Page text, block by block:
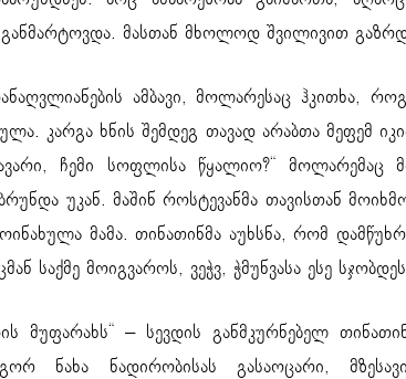
განმარტოვდა. მასთან მხოლოდ შვილივით
ამბავი, მოლარესაც ჰკითხა,
კარგა ხნის შემდეგ თავად არაბთა მეფემ
ჩემი სოფლისა წყალიო?“ მოლარემაც
უკან. მაშინ როსტევანმა თავისთან
მამა. თინათინმა აუხსნა, რომ
საქმე მოიგვაროს, ვეჭვ, ჭმუნვასა ესე
მუფარახს“ – სევდის განმკურნებელ
ნახა ნადირობისას გასაოცარი,